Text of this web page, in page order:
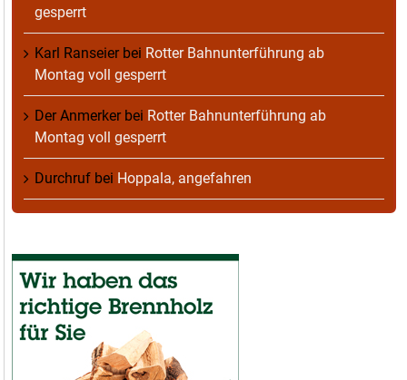
gesperrt
Karl Ranseierbei Rotter Bahnunterführung ab
Montag voll gesperrt
Der Anmerkerbei Rotter Bahnunterführung ab
Montag voll gesperrt
Durchruf bei Hoppala, angefahren